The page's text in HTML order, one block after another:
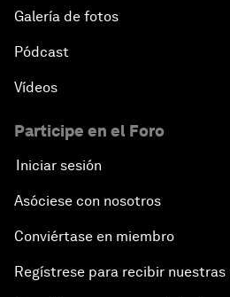
Galería de fotos
Pódcast
Vídeos
Participe en el Foro
Iniciar sesión
Asóciese con nosotros
Conviértase en miembro
Regístrese para recibir nuestras